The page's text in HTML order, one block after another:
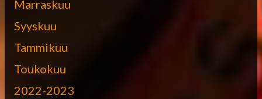
Marraskuu
Syyskuu
Tammikuu
Toukokuu
2022-2023